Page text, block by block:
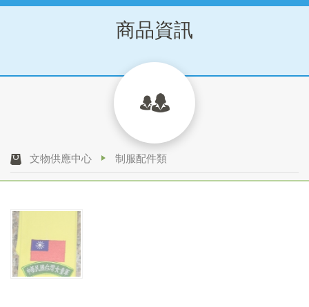
商品資訊
文物供應中心 制服配件類